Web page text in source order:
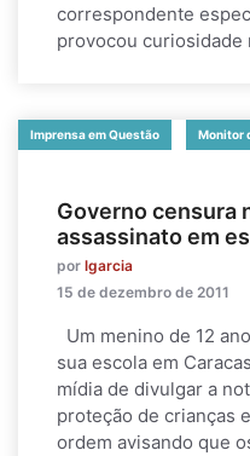
correspondente
provocou curiosidade
Imprensa em Questão Monitor
Governo censura
assassinato em
por lgarcia
15 de dezembro de 2011
Um menino de 12
sua escola em
mídia de divulgar a
proteção de crianças
ordem avisando que